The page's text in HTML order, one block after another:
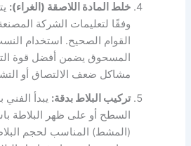
خلط المادة اللاصقة (الغراء):
وفقًا لتعليمات الشركة
القوام الصحيح. استخدام
المسحوق يضمن أفضل قوة
مشاكل ضعف الالتصاق أو
تركيب البلاط بدقة: يبدأ
السطح أو على ظهر البلاطة
(المشط) المناسب لحجم